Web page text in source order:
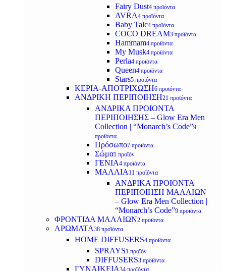
Fairy Dust4 προϊόντα
AVRA4 προϊόντα
Baby Talc4 προϊόντα
COCO DREAM3 προϊόντα
Hammam4 προϊόντα
My Musk4 προϊόντα
Perla4 προϊόντα
Queen4 προϊόντα
Stars5 προϊόντα
ΚΕΡΙΑ-ΑΠΟΤΡΙΧΩΣΗ6 προϊόντα
ΑΝΔΡΙΚΗ ΠΕΡΙΠΟΙΗΣΗ21 προϊόντα
ΑΝΔΡΙΚΑ ΠΡΟΙΟΝΤΑ
ΠΕΡΙΠΟΙΗΣΗΣ – Glow Era Men
Collection | “Monarch’s Code”9
προϊόντα
Πρόσωπο7 προϊόντα
Σώμα1 προϊόν
ΓΕΝΙΑ4 προϊόντα
ΜΑΛΛΙΑ 11 προϊόντα
ΑΝΔΡΙΚΑ ΠΡΟΙΟΝΤΑ
ΠΕΡΙΠΟΙΗΣΗ ΜΑΛΛΙΩΝ
– Glow Era Men Collection |
“Monarch’s Code”9 προϊόντα
ΦΡΟΝΤΙΔΑ ΜΑΛΛΙΩΝ2 προϊόντα
ΑΡΩΜΑΤΑ38 προϊόντα
HOME DIFFUSERS4 προϊόντα
SPRAYS1 προϊόν
DIFFUSERS3 προϊόντα
ΓΥΝΑΙΚΕΙΑ34 προϊόντα